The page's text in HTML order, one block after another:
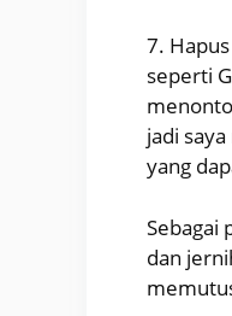
7.
seperti
jadi
yang
Sebagai
dan